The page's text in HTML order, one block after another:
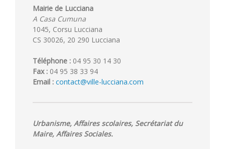
Mairie de Lucciana
A Casa Cumuna
1045, Corsu Lucciana
CS 30026, 20 290 Lucciana
Téléphone : 04 95 30 14 30
Fax : 04 95 38 33 94
Email : contact@ville-lucciana.com
Urbanisme, Affaires scolaires, Secrétariat du
Maire, Affaires Sociales.